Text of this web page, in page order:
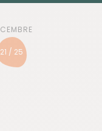
21 / 25